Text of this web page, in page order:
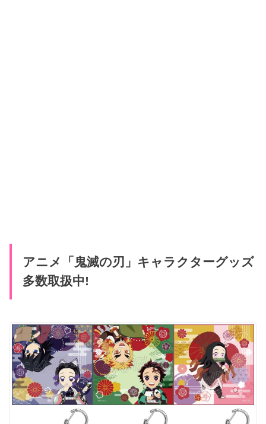
アニメ「鬼滅の刃」キャラクターグッズ
多数取扱中!